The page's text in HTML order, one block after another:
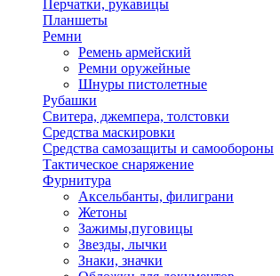
Перчатки, рукавицы
Планшеты
Ремни
Ремень армейский
Ремни оружейные
Шнуры пистолетные
Рубашки
Свитера, джемпера, толстовки
Средства маскировки
Средства самозащиты и самообороны
Тактическое снаряжение
Фурнитура
Аксельбанты, филиграни
Жетоны
Зажимы,пуговицы
Звезды, лычки
Знаки, значки